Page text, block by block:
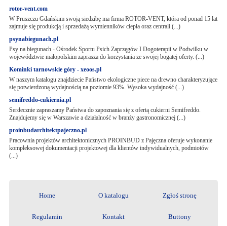
rotor-vent.com
W Pruszczu Gdańskim swoją siedzibę ma firma ROTOR-VENT, która od ponad 15 lat
zajmuje się produkcją i sprzedażą wymienników ciepła oraz centrali (...)
psynabiegunach.pl
Psy na biegunach - Ośrodek Sportu Psich Zaprzęgów I Dogoterapii w Podwilku w
województwie małopolskim zaprasza do korzystania ze swojej bogatej oferty. (...)
Kominki tarnowskie góry - xeoos.pl
W naszym katalogu znajdziecie Państwo ekologiczne piece na drewno charakteryzujące
się potwierdzoną wydajnością na poziomie 93%. Wysoka wydajność (...)
semifreddo-cukiernia.pl
Serdecznie zapraszamy Państwa do zapoznania się z ofertą cukierni Semifreddo.
Znajdujemy się w Warszawie a działalność w branży gastronomicznej (...)
proinbudarchitektpajeczno.pl
Pracownia projektów architektonicznych PROINBUD z Pajęczna oferuje wykonanie
kompleksowej dokumentacji projektowej dla klientów indywidualnych, podmiotów
(...)
Home O katalogu Zgłoś stronę
Regulamin Kontakt Buttony